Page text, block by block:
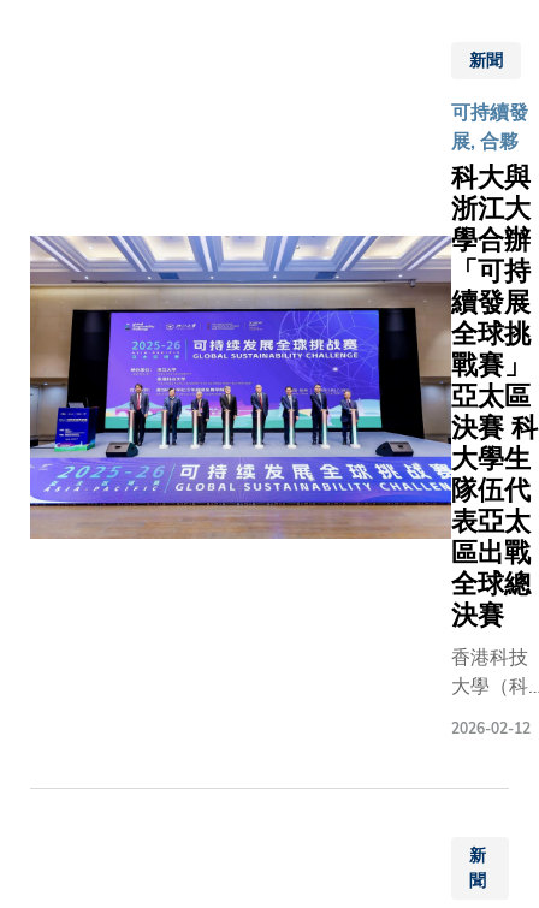
低入侵性
的方式實
現更早期
檢測，為
受影響的
家庭爭取
寶貴診治
時間，讓
他們能夠
及早規劃
照顧方
案、尋求
支援，有
望改變腦
部健康的
發展軌
跡。」是
次計劃由
科大牽頭
和負責策
劃，在
InnoHK香
港神經退
中心的支
推行，並
院合作以
協調前線
支援。
港人口
急速老
化，預
計至
2039
年，65
歲或以
上長者
將佔總
人口超
過三
成，推
動認識
大腦健
康以及
早期介
入已刻
不容
緩。一
直以
來，要
在社區
泛推行
海默症
檢測，
能源動力
系統、具
身智能及
相關前沿
交叉學科
領域的科
研創新、
技術轉化
和人才培
育，以貢
獻國家航
天強國的
建設。南
京市人民
政府代表
團早前
（3月8
日）到訪
科大清水
灣校園，
與大學管
理層及代
表會面交
參觀顯示
全國重點
了解科大
最新科研
限公司
（富
途）慷
慨捐贈
港幣三
千萬
元，以
支持大
學推動
創新科
研發
展，並
設立獎
學金嘉
許優秀
的科大
學生。
為答謝
富途的
熱心支
持，科
大將李
書館内
功能學
命名為
「富途
新聞
可持續發
展, 合夥
科大與
浙江大
學合辦
「可持
續發展
全球挑
戰賽」
亞太區
決賽 科
大學生
隊伍代
表亞太
區出戰
全球總
決賽
香港科技
大學（科
續發展全
球挑戰
2026-02-12
新
聞